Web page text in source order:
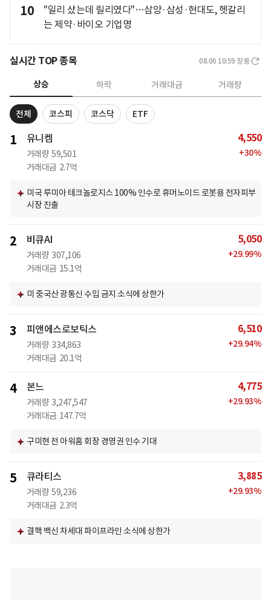
10
"일리 샀는데 릴리였다"…삼양·삼성·현대도, 헷갈리
는 제약·바이오 기업명
실시간 TOP 종목 08.06 10:59 장중
상승 하락 거래대금 거래량
전체 코스피 코스닥 ETF
1 유니켐
거래량 59,501
거래대금 2.7억
4,550
+30%
미국 루미아 테크놀로지스 100% 인수로 휴머노이드 로봇용 전자피부
시장 진출
2 비큐AI
거래량 307,106
거래대금 15.1억
5,050
+29.99%
미 중국산 광통신 수입 금지 소식에 상한가
3 피앤에스로보틱스
거래량 334,863
거래대금 20.1억
6,510
+29.94%
4 본느
거래량 3,247,547
거래대금 147.7억
4,775
+29.93%
구미현 전 아워홈 회장 경영권 인수 기대
5 큐라티스
거래량 59,236
거래대금 2.3억
3,885
+29.93%
결핵 백신 차세대 파이프라인 소식에 상한가